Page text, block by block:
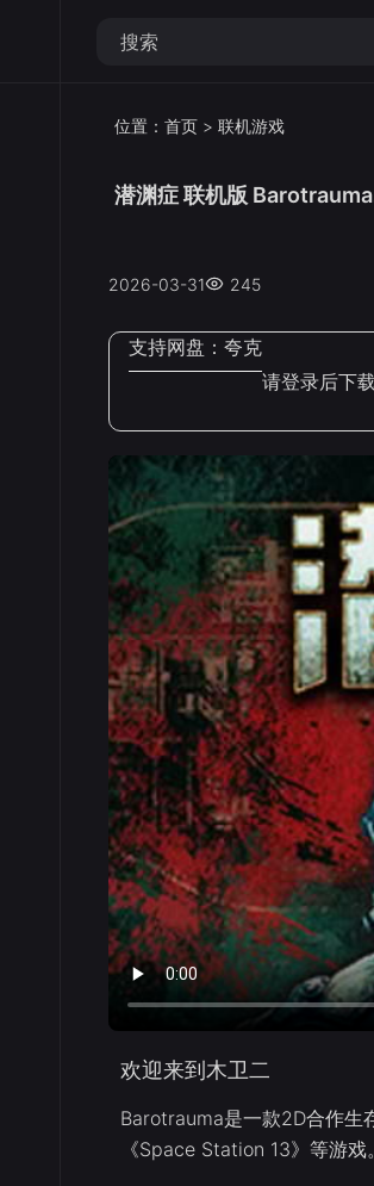
位置： 首页 > 联机游戏
潜渊症 联机版
2026-03-31 245
支持网盘： 夸克
请登录后下
欢迎来到木卫二
Barotrauma是一款2D合作生
《Space Station 13》等游戏。